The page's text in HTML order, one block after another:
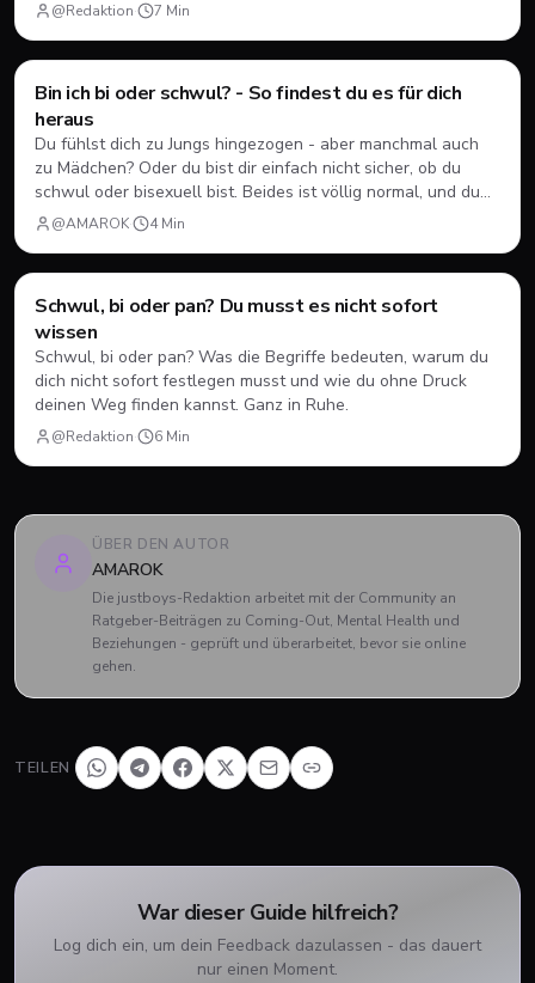
@Redaktion· 7 Min
Coming-Out
Bin ich bi oder schwul? - So findest du es für dich
heraus
Du fühlst dich zu Jungs hingezogen - aber manchmal auch
zu Mädchen? Oder du bist dir einfach nicht sicher, ob du
schwul oder bisexuell bist. Beides ist völlig normal, und du
musst dich nicht sofort festlegen.
@AMAROK· 4Min
Ratgeber
Schwul, bi oder pan? Du musst es nicht sofort
wissen
Schwul, bi oder pan? Was die Begriffe bedeuten, warum du
dich nicht sofort festlegen musst und wie du ohne Druck
deinen Weg finden kannst. Ganz in Ruhe.
@Redaktion· 6 Min
ÜBER DEN AUTOR
AMAROK
Die justboys-Redaktion arbeitet mit der Community an
Ratgeber-Beiträgen zu Coming-Out, Mental Health und
Beziehungen - geprüft und überarbeitet, bevor sie online
gehen.
TEILEN
War dieser Guide hilfreich?
Log dich ein, um dein Feedback dazulassen - das dauert
nur einen Moment.